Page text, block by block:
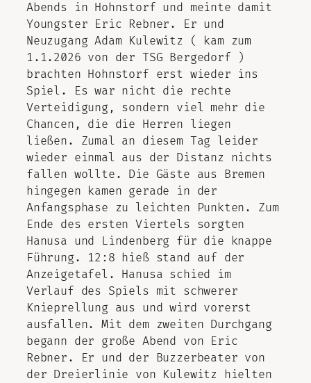
Abends in Hohnstorf und meinte damit
Youngster Eric Rebner. Er und
Neuzugang Adam Kulewitz ( kam zum
1.1.2026 von der TSG Bergedorf )
brachten Hohnstorf erst wieder ins
Spiel. Es war nicht die rechte
Verteidigung, sondern viel mehr die
Chancen, die die Herren liegen
ließen. Zumal an diesem Tag leider
wieder einmal aus der Distanz nichts
fallen wollte. Die Gäste aus Bremen
hingegen kamen gerade in der
Anfangsphase zu leichten Punkten. Zum
Ende des ersten Viertels sorgten
Hanusa und Lindenberg für die knappe
Führung. 12:8 hieß stand auf der
Anzeigetafel. Hanusa schied im
Verlauf des Spiels mit schwerer
Knieprellung aus und wird vorerst
ausfallen. Mit dem zweiten Durchgang
begann der große Abend von Eric
Rebner. Er und der Buzzerbeater von
der Dreierlinie von Kulewitz hielten